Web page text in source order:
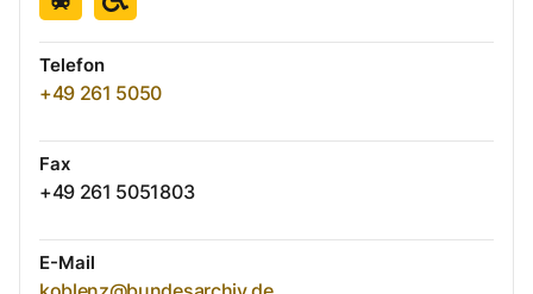
Telefon
+49 261 5050
Fax
+49 261 5051803
E-Mail